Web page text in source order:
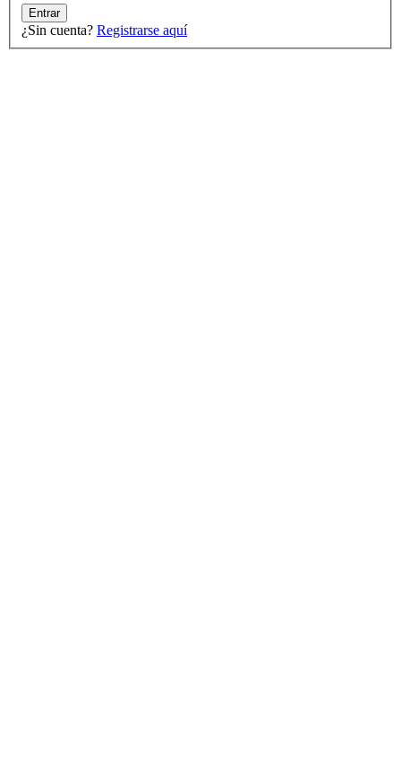
Entrar
¿Sin cuenta? Registrarse aquí